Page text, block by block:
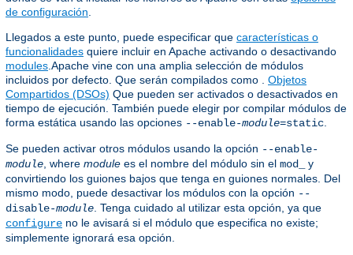
de configuración
Llegados a este punto, puede especificar que características o
funcionalidades quiere incluir en Apache activando o desactivando
modules .Apache vine con una amplia selección de módulos
incluidos por defecto. Que serán compilados como . Objetos
Compartidos (DSOs) Que pueden ser activados o desactivados en
tiempo de ejecución. También puede elegir por compilar módulos de
forma estática usando las opciones --enable-module=static
Se pueden activar otros módulos usando la opción --enable-
module , where module es el nombre del módulo sin el mod_
y
convirtiendo los guiones bajos que tenga en guiones normales. Del
mismo modo, puede desactivar los módulos con la opción --
disable-module . Tenga cuidado al utilizar esta opción, ya que
configure no le avisará si el módulo que especifica no existe;
simplemente ignorará esa opción.